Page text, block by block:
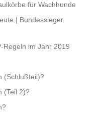
für Wachhunde
| Bundessieger
Regeln im Jahr 2019
(Schlußteil)?
(Teil 2)?